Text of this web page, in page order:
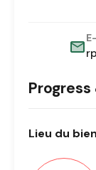
Lieu du bien